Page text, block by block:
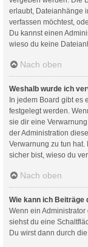
erlaubt, Dateianhänge
verfassen möchtest,
Du kannst einen
wieso du keine
Nach oben
Weshalb wurde ich
In jedem Board gibt es
festgelegt werden.
sie dir eine
der Administration
Verwarnung zu tun
sicher bist, wieso du
Nach oben
Wie kann ich Beiträge
Wenn ein
siehst du eine
Du wirst dann durch